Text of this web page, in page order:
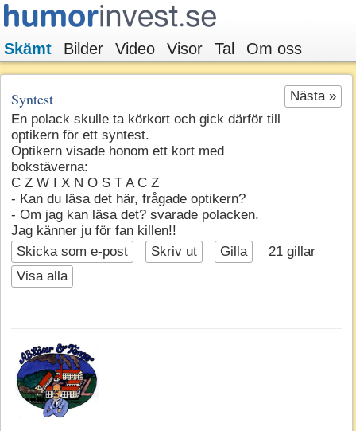
Skämt Bilder Video Visor Tal Om oss
Nästa »
Syntest
En polack skulle ta körkort och gick därför till
optikern för ett syntest.
Optikern visade honom ett kort med
bokstäverna:
C Z W I X N O S T A C Z
- Kan du läsa det här, frågade optikern?
- Om jag kan läsa det? svarade polacken.
Jag känner ju för fan killen!!
Skicka som e-post
Skriv ut Gilla 21 gillar
Visa alla